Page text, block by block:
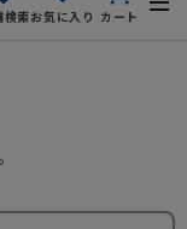
検索お気に入り カート